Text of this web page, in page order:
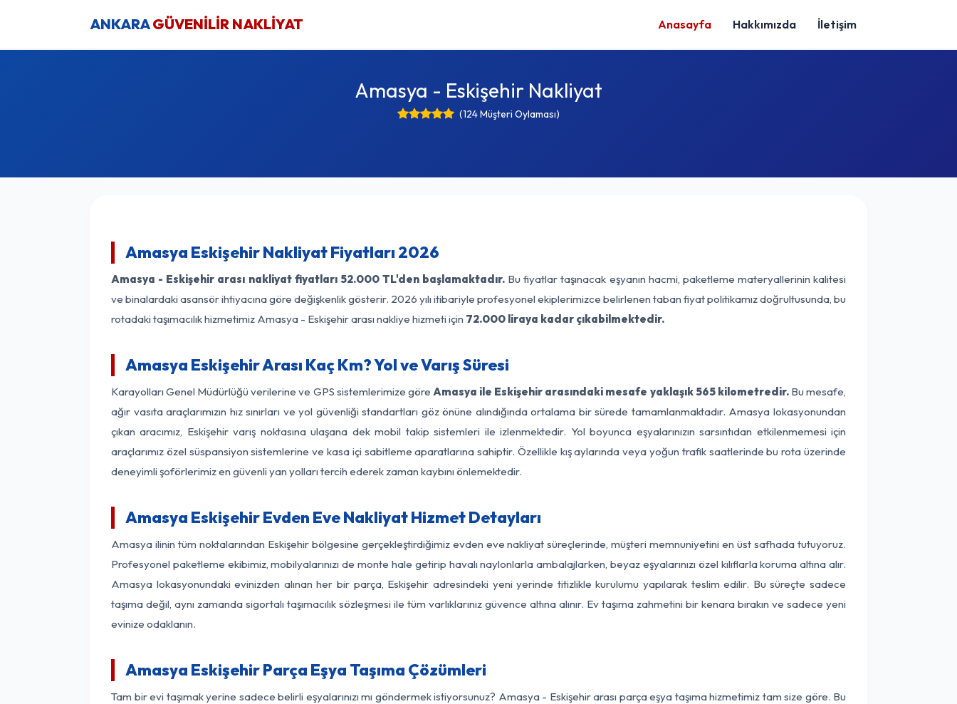
ANKARAGÜVENİLİR NAKLİYAT Anasayfa Hakkımızda İletişim
Amasya - Eskişehir Nakliyat
(124 Müşteri Oylaması)
Amasya Eskişehir Nakliyat Fiyatları 2026
Amasya - Eskişehir arası nakliyat fiyatları 52.000 TL'den başlamaktadır. Bu fiyatlar taşınacak eşyanın hacmi, paketleme materyallerinin kalitesi
ve binalardaki asansör ihtiyacına göre değişkenlik gösterir. 2026 yılı itibariyle profesyonel ekiplerimizce belirlenen taban fiyat politikamız doğrultusunda, bu
rotadaki taşımacılık hizmetimiz Amasya - Eskişehir arası nakliye hizmeti için 72.000 liraya kadar çıkabilmektedir.
Amasya Eskişehir Arası Kaç Km? Yol ve Varış Süresi
Karayolları Genel Müdürlüğü verilerine ve GPS sistemlerimize göre Amasya ile Eskişehir arasındaki mesafe yaklaşık 565 kilometredir.Bu mesafe,
ağır vasıta araçlarımızın hız sınırları ve yol güvenliği standartları göz önüne alındığında ortalama bir sürede tamamlanmaktadır. Amasya lokasyonundan
çıkan aracımız, Eskişehir varış noktasına ulaşana dek mobil takip sistemleri ile izlenmektedir. Yol boyunca eşyalarınızın sarsıntıdan etkilenmemesi için
araçlarımız özel süspansiyon sistemlerine ve kasa içi sabitleme aparatlarına sahiptir. Özellikle kış aylarında veya yoğun trafik saatlerinde bu rota üzerinde
deneyimli şoförlerimiz en güvenli yan yolları tercih ederek zaman kaybını önlemektedir.
Amasya Eskişehir Evden Eve Nakliyat Hizmet Detayları
Amasya ilinin tüm noktalarından Eskişehir bölgesine gerçekleştirdiğimiz evden eve nakliyat süreçlerinde, müşteri memnuniyetini en üst safhada tutuyoruz.
Profesyonel paketleme ekibimiz, mobilyalarınızı de monte hale getirip havalı naylonlarla ambalajlarken, beyaz eşyalarınızı özel kılıflarla koruma altına alır.
Amasya lokasyonundaki evinizden alınan her bir parça, Eskişehir adresindeki yeni yerinde titizlikle kurulumu yapılarak teslim edilir. Bu süreçte sadece
taşıma değil, aynı zamanda sigortalı taşımacılık sözleşmesi ile tüm varlıklarınız güvence altına alınır. Ev taşıma zahmetini bir kenara bırakın ve sadece yeni
evinize odaklanın.
Amasya Eskişehir Parça Eşya Taşıma Çözümleri
Tam bir evi taşımak yerine sadece belirli eşyalarınızı mı göndermek istiyorsunuz? Amasya - Eskişehir arası parça eşya taşıma hizmetimiz tam size göre. Bu